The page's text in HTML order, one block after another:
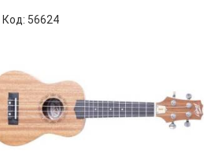
Код: 56624